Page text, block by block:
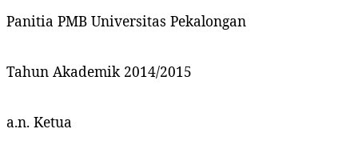
Panitia PMB Universitas Pekalongan
Tahun Akademik 2014/2015
a.n. Ketua